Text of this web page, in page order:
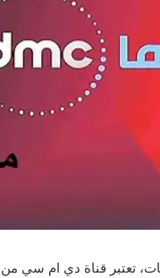
قناة دي ام سي من